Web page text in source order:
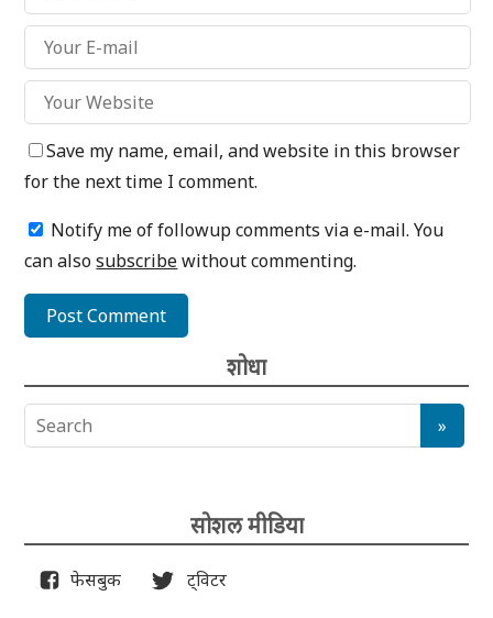
Save my name, email, and website in this browser
for the next time I comment.
Notify me of followup comments via e-mail. You
can alsosubscribewithout commenting.
शोधा
सोशल मीडिया
फेसबुक ट्विटर